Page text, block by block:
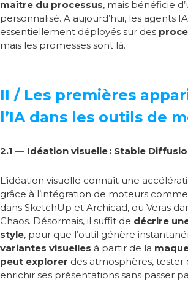
maître du processus, mais bénéficie
personnalisé. A aujourd’hui, les agents
essentiellement déployés sur des
mais les promesses sont là.
II / Les premières
l’IA dans les outils de
2.1 — Idéation visuelle : Stable
L’idéation visuelle connaît une
grâce à l’intégration de moteurs
dans SketchUp et Archicad, ou Veras
Chaos. Désormais, il suffit de décrire
style, pour que l’outil génère
variantes visuelles à partir de la
peut explorer des atmosphères, tester
enrichir ses présentations sans passer